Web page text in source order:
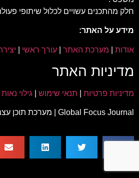
חלק מהתכנים עשויים לכלול שיתופי
מידע על האתר:
אודות מערכת האתר עורך ראשי
מדיניות האתר
מדיניות פרטיות תנאי שימוש גילוי נאות
Global Focus Journal | מערכת תוכן עצמאית